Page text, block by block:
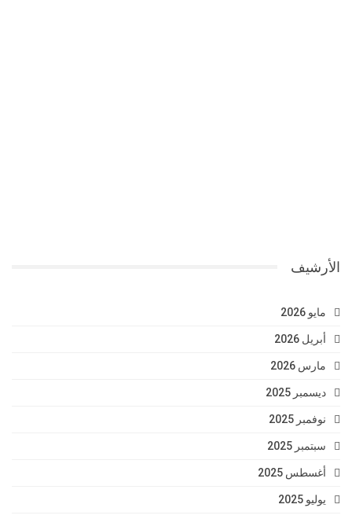
الأرشيف
مايو 2026
أبريل 2026
مارس 2026
ديسمبر 2025
نوفمبر 2025
سبتمبر 2025
أغسطس 2025
يوليو 2025